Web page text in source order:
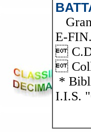
E-


*
I.I.S.